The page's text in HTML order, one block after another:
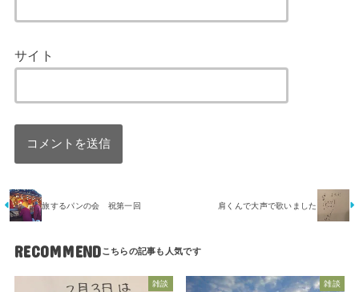
サイト
旅するパンの会 祝第一回 肩くんで大声で歌いました
RECOMMEND
雑談 雑談